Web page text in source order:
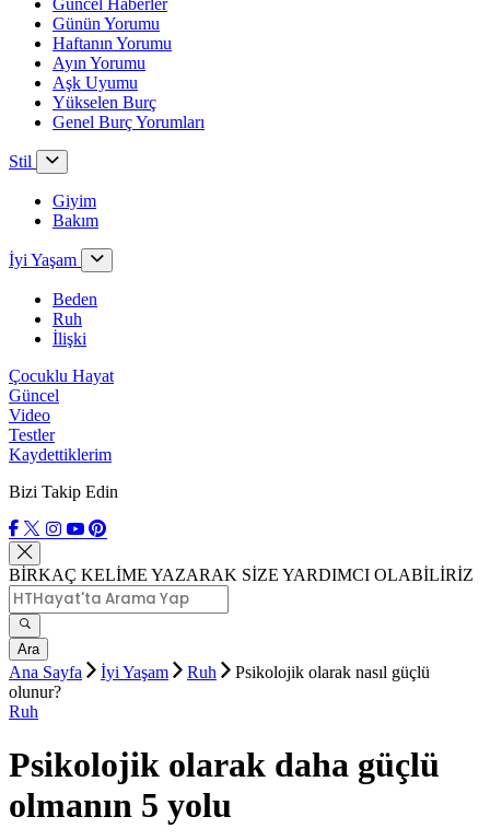
Güncel Haberler
Günün Yorumu
Haftanın Yorumu
Ayın Yorumu
Aşk Uyumu
Yükselen Burç
Genel Burç Yorumları
Stil
Giyim
Bakım
İyi Yaşam
Beden
Ruh
İlişki
Çocuklu Hayat
Güncel
Video
Testler
Kaydettiklerim
Bizi Takip Edin
BİRKAÇ KELİME YAZARAK SİZE YARDIMCI OLABİLİRİZ
Ara
Ana Sayfa İyi Yaşam Ruh
Psikolojik olarak nasıl güçlü
olunur?
Ruh
Psikolojik olarak daha güçlü
olmanın 5 yolu